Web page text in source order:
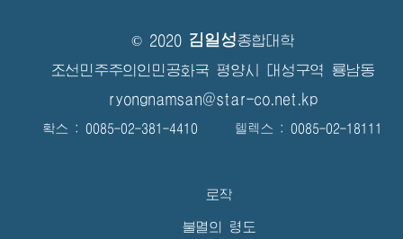
© 2020 김일성종합대학
조선민주주의인민공화국 평양시 대성구역 룡남동
ryongnamsan@star-co.net.kp
확스 : 0085-02-381-4410 텔렉스 : 0085-02-18111
로작
불멸의 령도